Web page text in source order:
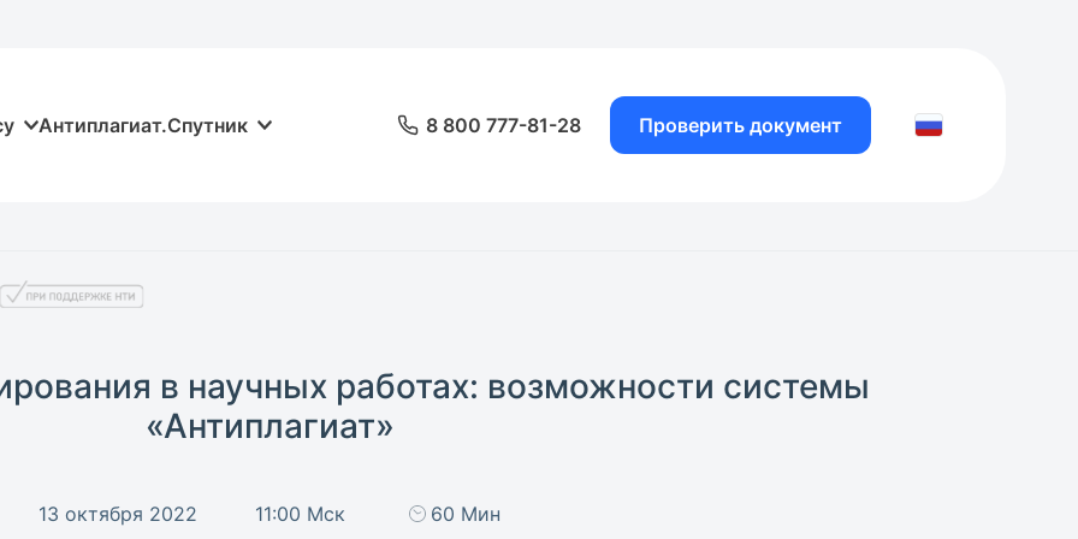
Антиплагиат.Спутник 8 800 777-81-28 Проверить документ
в научных работах: возможности системы
«Антиплагиат»
13 октября 2022 11:00 Мск 60 Мин